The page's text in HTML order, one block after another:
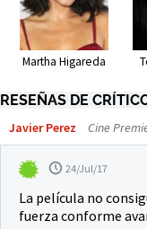
Martha Higareda
RESEÑAS DE
Javier Perez Cine
24/Jul/17
La película no
fuerza conforme